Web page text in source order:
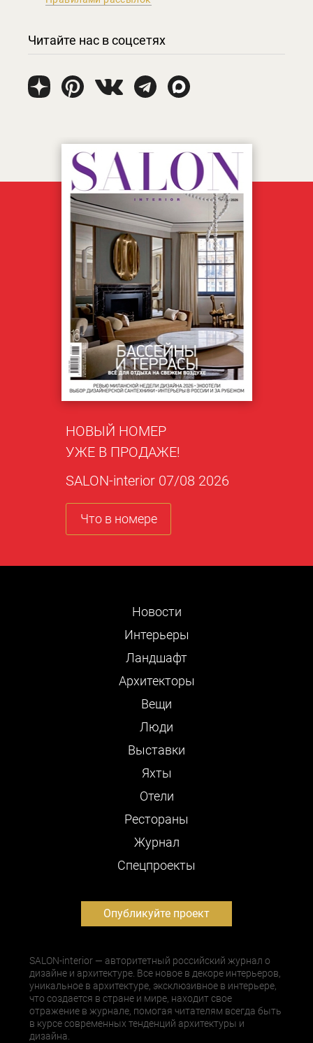
Читайте нас в соцсетях
НОВЫЙ НОМЕР
УЖЕ В ПРОДАЖЕ!
SALON-interior 07/08 2026
Что в номере
Новости
Интерьеры
Ландшафт
Архитекторы
Вещи
Люди
Выставки
Яхты
Отели
Рестораны
Журнал
Cпецпроекты
Опубликуйте проект
SALON-interior — авторитетный российский журнал о
дизайне и архитектуре. Все новое в декоре интерьеров,
уникальное в архитектуре, эксклюзивное в интерьере,
что создается в стране и мире, находит свое
отражение в журнале, помогая читателям всегда быть
в курсе современных тенденций архитектуры и
дизайна.